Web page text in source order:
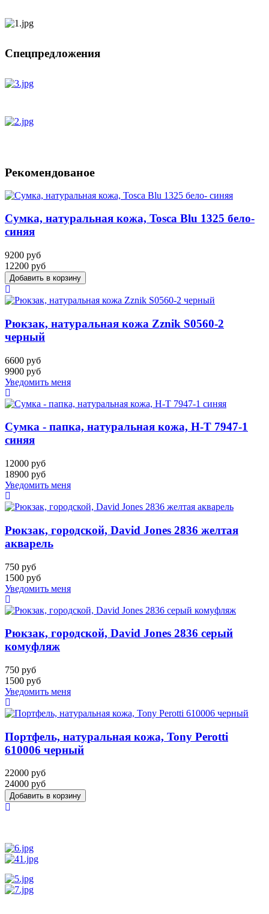
Спецпредложения
Рекомендованое
Сумка, натуральная кожа, Tosca Blu 1325 бело-
синяя
9200 руб
12200 руб
Рюкзак, натуральная кожа Zznik S0560-2
черный
6600 руб
9900 руб
Уведомить меня
Сумка - папка, натуральная кожа, H-T 7947-1
синяя
12000 руб
18900 руб
Уведомить меня
Рюкзак, городской, David Jones 2836 желтая
акварель
750 руб
1500 руб
Уведомить меня
Рюкзак, городской, David Jones 2836 серый
комуфляж
750 руб
1500 руб
Уведомить меня
Портфель, натуральная кожа, Tony Perotti
610006 черный
22000 руб
24000 руб